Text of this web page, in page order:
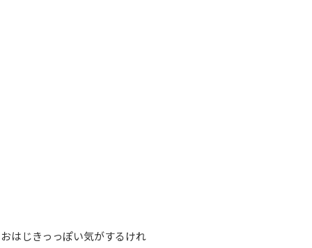
はじきっっぽい気がするけれ